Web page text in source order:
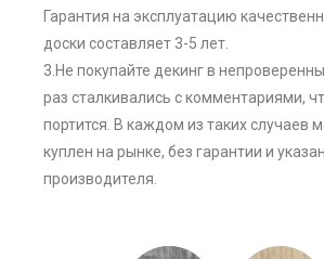
Гарантия на эксплуатацию
доски составляет 3-5 лет.
3.Не покупайте декинг в
раз сталкивались с комментариями,
портится. В каждом из таких случаев
куплен на рынке, без гарантии и
производителя.